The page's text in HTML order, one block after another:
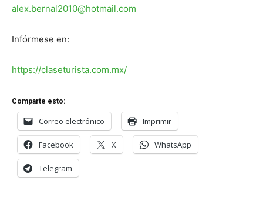
alex.bernal2010@hotmail.com
Infórmese en:
https://claseturista.com.mx/
Comparte esto:
Correo electrónico Imprimir
Facebook X WhatsApp
Telegram